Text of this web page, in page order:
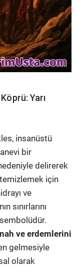
Yarı
insanüstü
bir
nedeniyle delirerek
için
ve
sınırlarını
ve erdemlerini
gelmesiyle
olarak